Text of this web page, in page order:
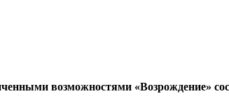
возможностями «Возрождение»